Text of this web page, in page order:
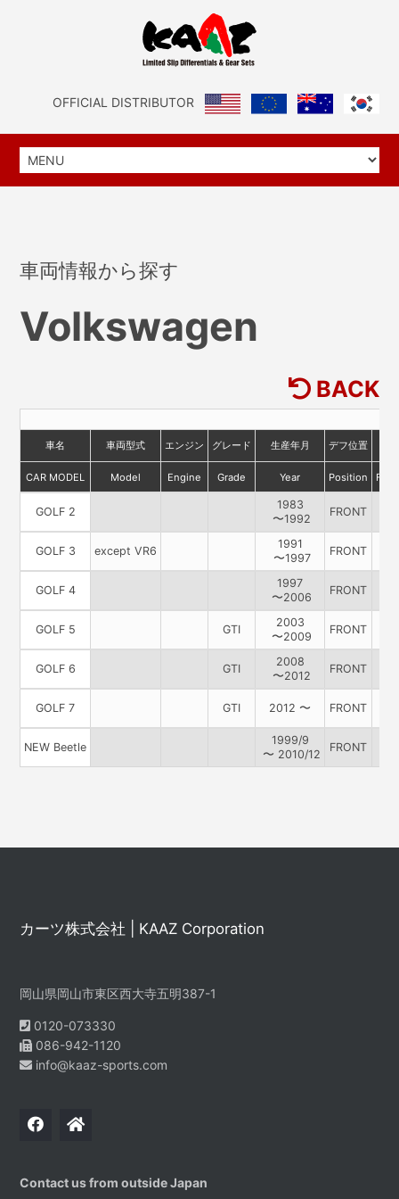
OFFICIAL DISTRIBUTOR
車両情報から探す
Volkswagen
BACK
車名 車両型式 エンジン グレード 生産年月 デフ位置
CAR MODEL Model Engine Grade Year Position
GOLF 2
1983
〜1992
FRONT
GOLF 3 except VR6
1991
〜1997
FRONT
GOLF 4
1997
〜2006
FRONT
GOLF 5 GTI
2003
〜2009
FRONT
GOLF 6 GTI
2008
〜2012
FRONT
GOLF 7 GTI 2012 〜 FRONT
NEW Beetle
1999/9
〜 2010/12
FRONT
カーツ株式会社 | KAAZ Corporation
岡山県岡山市東区西大寺五明387-1
0120-073330
086-942-1120
info@kaaz-sports.com
Contact us from outside Japan